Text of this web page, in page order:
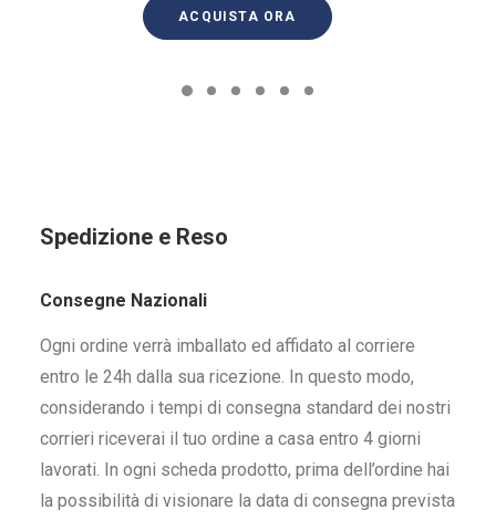
ACQUISTA ORA
Spedizione e Reso
Consegne Nazionali
Ogni ordine verrà imballato ed affidato al corriere
entro le 24h dalla sua ricezione. In questo modo,
considerando i tempi di consegna standard dei nostri
corrieri riceverai il tuo ordine a casa entro 4 giorni
lavorati. In ogni scheda prodotto, prima dell’ordine hai
la possibilità di visionare la data di consegna prevista